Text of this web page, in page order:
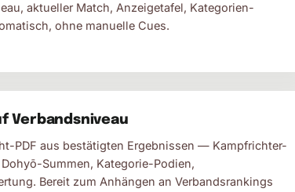
aktueller Match, Anzeigetafel, Kategorien-
ohne manuelle Cues.
Verbandsniveau
PDF aus bestätigten Ergebnissen — Kampfrichter-
Summen, Kategorie-Podien,
Bereit zum Anhängen an Verbandsrankings